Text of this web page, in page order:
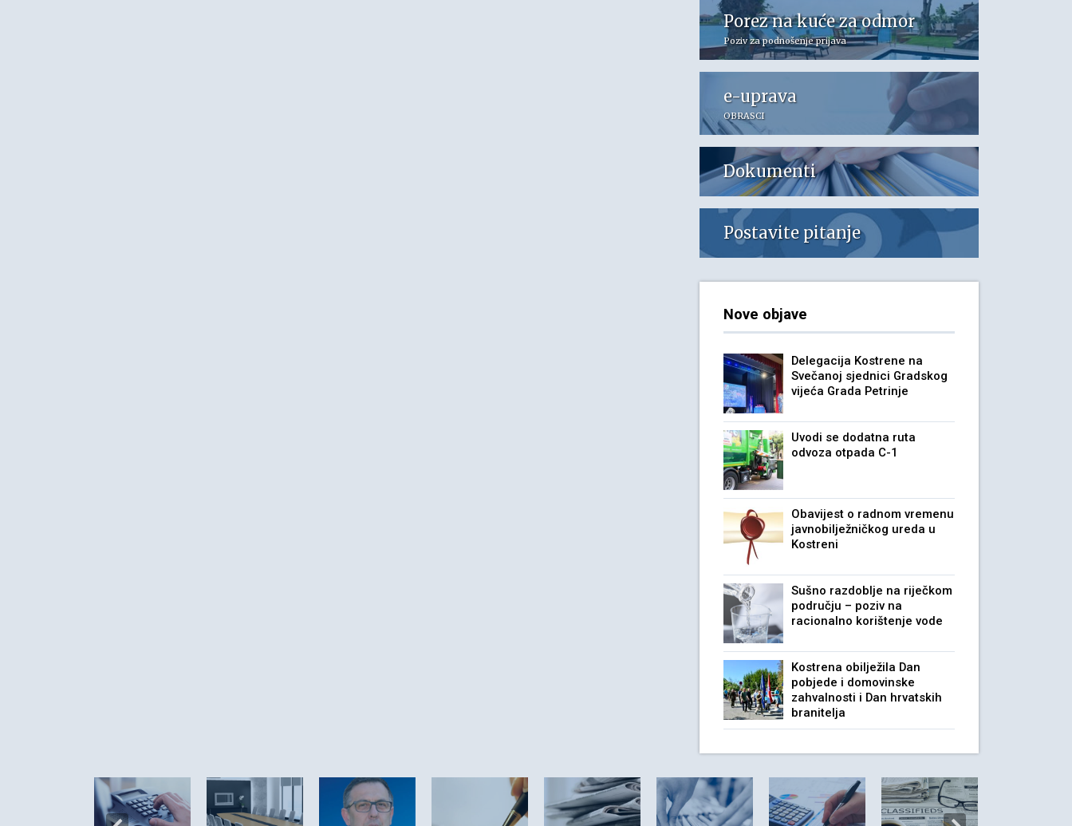
Porez na kuće za odmor
Poziv za podnošenje prijava
e-uprava
OBRASCI
Dokumenti
Postavite pitanje
Nove objave
Delegacija Kostrene na
Svečanoj sjednici Gradskog
vijeća Grada Petrinje
Uvodi se dodatna ruta
odvoza otpada C-1
Obavijest o radnom vremenu
javnobilježničkog ureda u
Kostreni
Sušno razdoblje na riječkom
području – poziv na
racionalno korištenje vode
Kostrena obilježila Dan
pobjede i domovinske
zahvalnosti i Dan hrvatskih
branitelja